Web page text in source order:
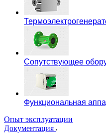
Сопутствующее
Функциональная
Опыт эксплуатации
Документация